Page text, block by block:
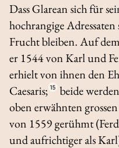
Dass Glarean sich für
hochrangige
Frucht bleiben. Auf
er 1544 von Karl und
erhielt von ihnen den
Caesaris; 15 beide
oben erwähnten
von 1559 gerühmt
und aufrichtiger als